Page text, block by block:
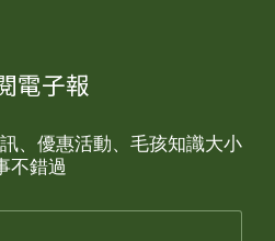
電子報
、優惠活動、毛孩知識大小
不錯過